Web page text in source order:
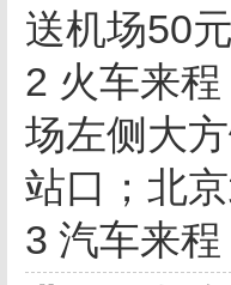
送机场50元
2 火车来
场左侧大
站口；北
3 汽车来